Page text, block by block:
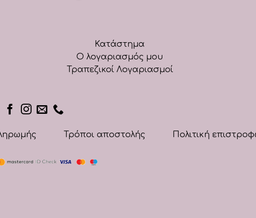
Κατάστημα
Ο λογαριασμός μου
Τραπεζικοί Λογαριασμοί
Τρόποι αποστολής Πολιτική